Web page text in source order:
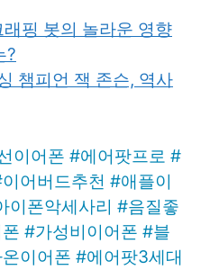
핑 봇의 놀라운 영향
?
챔피언 잭 존슨, 역사
이어폰 #에어팟프로 #
이어버드추천 #애플이
이폰악세사리 #음질좋
#가성비이어폰 #블
이어폰 #에어팟3세대